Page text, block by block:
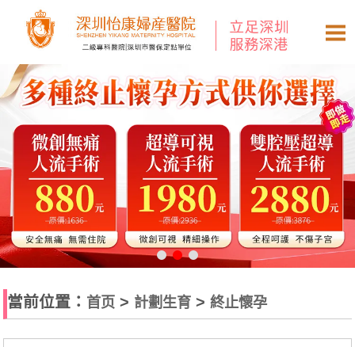
當前位置： 首页 > 計劃生育 >終止懷孕